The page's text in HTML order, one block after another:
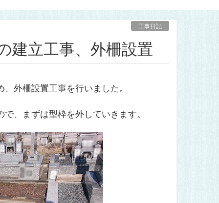
工事日記
建立工事、外柵設置
外柵設置工事を行いました。
、まずは型枠を外していきます。